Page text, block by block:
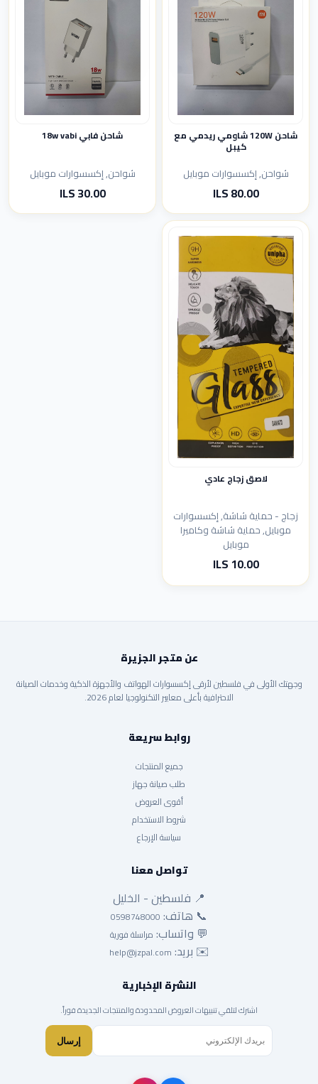
شاحن 120W شاومي ريدمي مع
كيبل
شواحن, إكسسوارات موبايل
80.00 ILS
شاحن فابي 18w vabi
شواحن, إكسسوارات موبايل
30.00 ILS
لاصق زجاج عادي
زجاج - حماية شاشة, إكسسوارات
موبايل, حماية شاشة وكاميرا
موبايل
10.00 ILS
عن متجر الجزيرة
وجهتك الأولى في فلسطين لأرقى إكسسوارات الهواتف والأجهزة الذكية وخدمات الصيانة
الاحترافية بأعلى معايير التكنولوجيا لعام 2026.
روابط سريعة
جميع المنتجات
طلب صيانة جهاز
أقوى العروض
شروط الاستخدام
سياسة الإرجاع
تواصل معنا
📍 فلسطين - الخليل
📞 هاتف: 0598748000
💬 واتساب: مراسلة فورية
✉️ بريد: help@jzpal.com
النشرة الإخبارية
اشترك لتلقي تنبيهات العروض المحدودة والمنتجات الجديدة فوراً.
إرسال